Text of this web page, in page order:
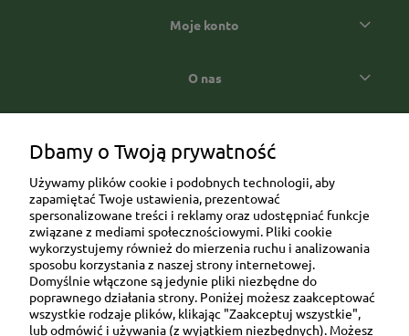
Moje konto
O nas
Ul. Brukowa 6/8 lok. 57/58
91-341 Łódź
Dbamy o Twoją prywatność
Używamy plików cookie i podobnych technologii, aby
zapamiętać Twoje ustawienia, prezentować
spersonalizowane treści i reklamy oraz udostępniać funkcje
związane z mediami społecznościowymi. Pliki cookie
wykorzystujemy również do mierzenia ruchu i analizowania
sposobu korzystania z naszej strony internetowej.
Domyślnie włączone są jedynie pliki niezbędne do
poprawnego działania strony. Poniżej możesz zaakceptować
wszystkie rodzaje plików, klikając "Zaakceptuj wszystkie",
lub odmówić i używania (z wyjątkiem niezbędnych). Możesz